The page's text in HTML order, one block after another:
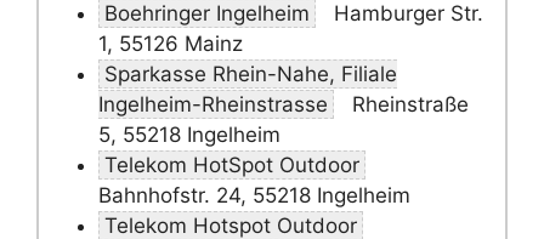
Boehringer Ingelheim
Hamburger Str.
1, 55126 Mainz
Sparkasse Rhein-Nahe, Filiale
Ingelheim-Rheinstrasse
Rheinstraße
5, 55218 Ingelheim
Telekom HotSpot Outdoor
Bahnhofstr. 24, 55218 Ingelheim
Telekom Hotspot Outdoor